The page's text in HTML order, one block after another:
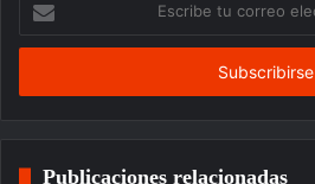
correo
Publicaciones relacionadas